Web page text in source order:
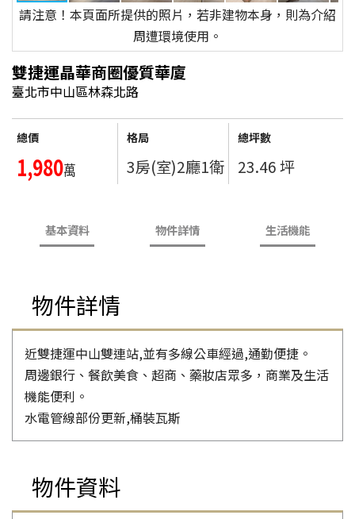
請注意！本頁面所提供的照片，若非建物本身，則為介紹
周遭環境使用。
雙捷運晶華商圈優質華廈
臺北市中山區林森北路
總價
1,980萬
格局
3房(室)2廳1衛
總坪數
23.46 坪
基本資料 物件詳情 生活機能
物件詳情
近雙捷運中山雙連站,並有多線公車經過,通勤便捷。
周邊銀行、餐飲美食、超商、藥妝店眾多，商業及生活
機能便利。
水電管線部份更新,桶裝瓦斯
物件資料